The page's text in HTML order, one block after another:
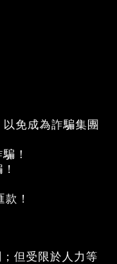
免成為詐騙集團
！
！
但受限於人力等